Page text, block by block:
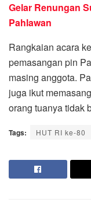
Gelar Renungan
Pahlawan
Rangkaian acara
pemasangan pin
masing anggota.
juga ikut
orang tuanya tidak
Tags: HUT RI ke-80